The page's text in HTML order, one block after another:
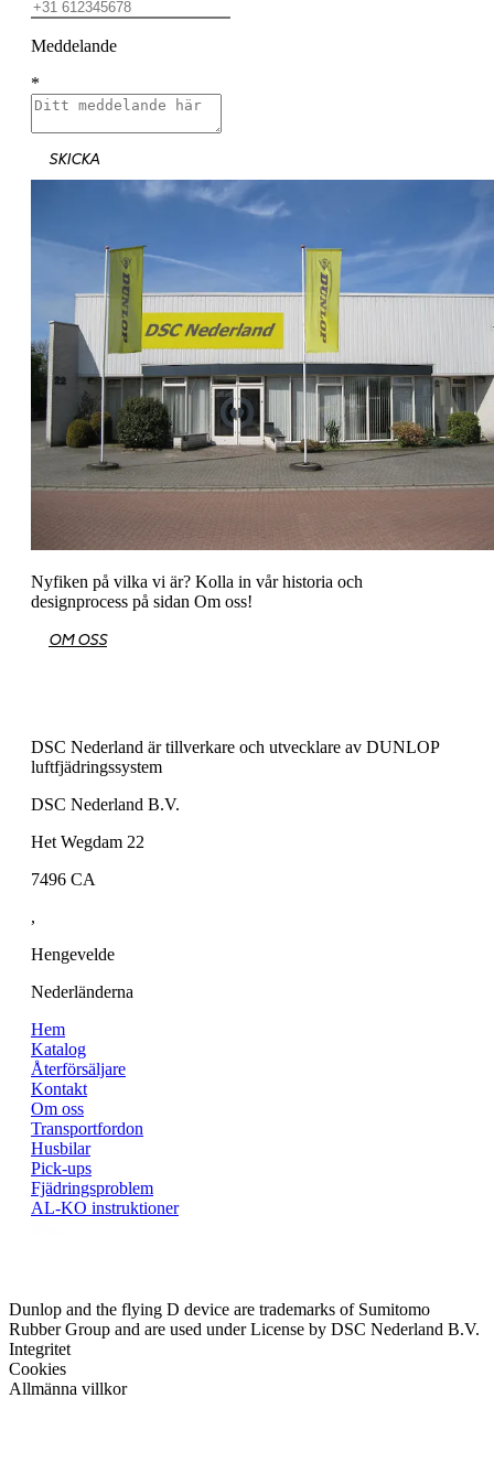
Meddelande
*
SKICKA
Nyfiken på vilka vi är? Kolla in vår historia och
designprocess på sidan Om oss!
OM OSS
DSC Nederland är tillverkare och utvecklare av DUNLOP
luftfjädringssystem
DSC Nederland B.V.
Het Wegdam 22
7496 CA
,
Hengevelde
Nederländerna
Hem
Katalog
Återförsäljare
Kontakt
Om oss
Transportfordon
Husbilar
Pick-ups
Fjädringsproblem
AL-KO instruktioner
Dunlop and the flying D device are trademarks of Sumitomo
Rubber Group and are used under License by DSC Nederland B.V.
Integritet
Cookies
Allmänna villkor